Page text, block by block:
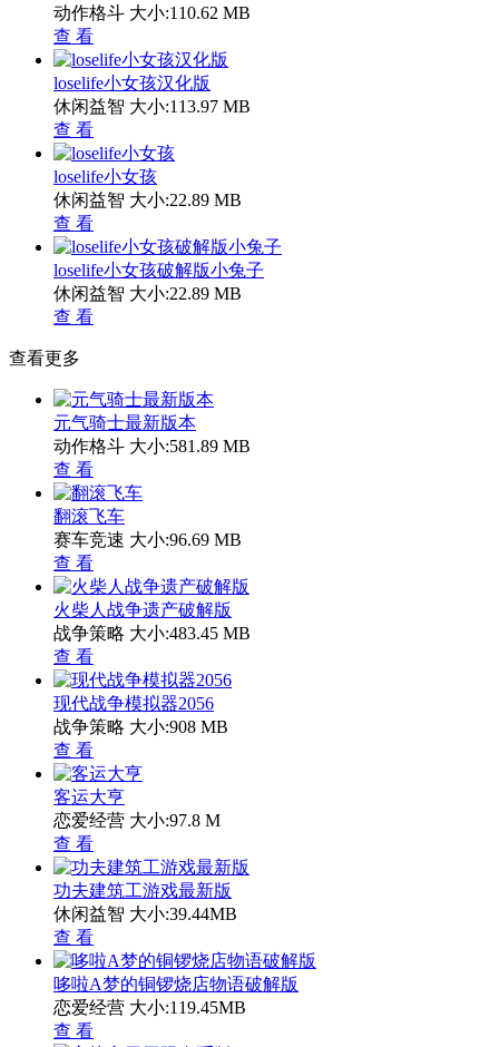
动作格斗 大小:110.62 MB
查 看
loselife小女孩汉化版
休闲益智 大小:113.97 MB
查 看
loselife小女孩
休闲益智 大小:22.89 MB
查 看
loselife小女孩破解版小兔子
休闲益智 大小:22.89 MB
查 看
查看更多
元气骑士最新版本
动作格斗 大小:581.89 MB
查 看
翻滚飞车
赛车竞速 大小:96.69 MB
查 看
火柴人战争遗产破解版
战争策略 大小:483.45 MB
查 看
现代战争模拟器2056
战争策略 大小:908 MB
查 看
客运大亨
恋爱经营 大小:97.8 M
查 看
功夫建筑工游戏最新版
休闲益智 大小:39.44MB
查 看
哆啦A梦的铜锣烧店物语破解版
恋爱经营 大小:119.45MB
查 看